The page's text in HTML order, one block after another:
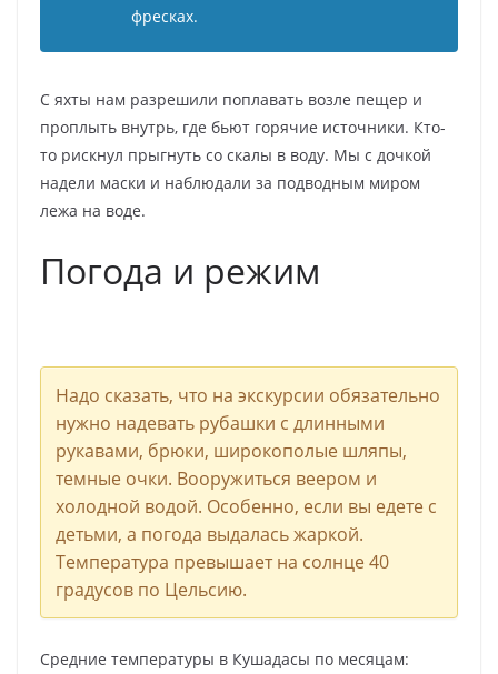
фресках.
С яхты нам разрешили поплавать возле пещер и
проплыть внутрь, где бьют горячие источники. Кто-
то рискнул прыгнуть со скалы в воду. Мы с дочкой
надели маски и наблюдали за подводным миром
лежа на воде.
Погода и режим
Надо сказать, что на экскурсии обязательно
нужно надевать рубашки с длинными
рукавами, брюки, широкополые шляпы,
темные очки. Вооружиться веером и
холодной водой. Особенно, если вы едете с
детьми, а погода выдалась жаркой.
Температура превышает на солнце 40
градусов по Цельсию.
Средние температуры в Кушадасы по месяцам: